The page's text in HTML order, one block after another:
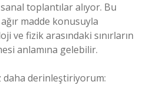
toplantılar alıyor. Bu
madde konusuyla
ve fizik arasındaki sınırların
anlamına gelebilir.
derinleştiriyorum: